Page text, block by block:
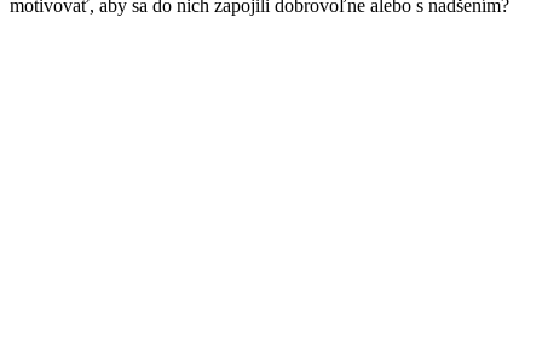
motivovať, aby sa do nich zapojili dobrovoľne alebo s nadšením?